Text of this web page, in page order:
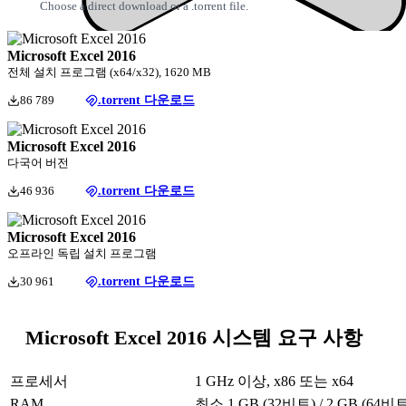
Choose a direct download or a .torrent file.
Microsoft Excel 2016
전체 설치 프로그램 (x64/x32), 1620 MB
86 789 .torrent 다운로드
Microsoft Excel 2016
다국어 버전
46 936 .torrent 다운로드
Microsoft Excel 2016
오프라인 독립 설치 프로그램
30 961 .torrent 다운로드
Microsoft Excel 2016 시스템 요구 사항
프로세서
1 GHz 이상, x86 또는 x64